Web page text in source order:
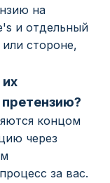
на
и отдельный
стороне,
концом
через
за вас.